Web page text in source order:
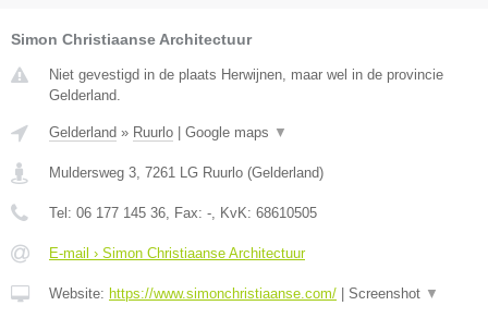
Simon Christiaanse Architectuur
Niet gevestigd in de plaats Herwijnen, maar wel in de provincie
Gelderland.
Gelderland » Ruurlo Google maps ▼
Muldersweg 3, 7261 LG Ruurlo (Gelderland)
Tel: 06 177 145 36, Fax: -, KvK: 68610505
E-mail › Simon Christiaanse Architectuur
Website: https://www.simonchristiaanse.com/ Screenshot ▼